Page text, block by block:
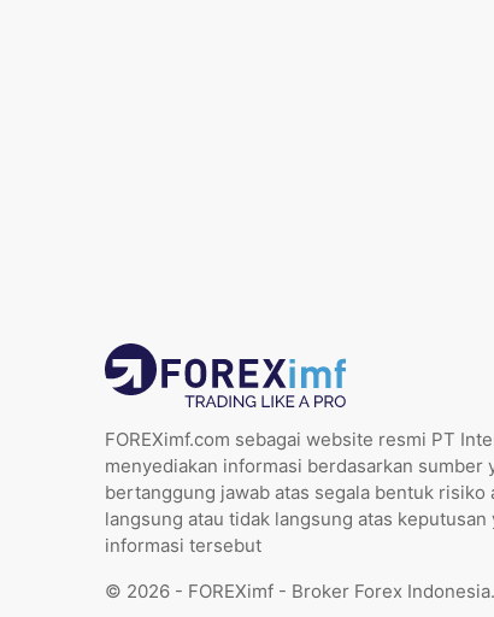
FOREXimf.com sebagai website resmi PT
menyediakan informasi berdasarkan sumber
bertanggung jawab atas segala bentuk risiko
langsung atau tidak langsung atas
informasi tersebut
© 2026 - FOREXimf - Broker Forex